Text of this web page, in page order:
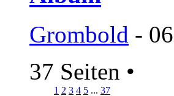
Grombold -
37 Seiten •
1 2 3 4 5 ... 37